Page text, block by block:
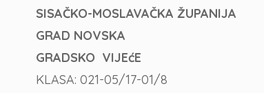
SISAČKO-MOSLAVAČKA ŽUPANIJA
GRAD NOVSKA
GRADSKO VIJEćE
KLASA: 021-05/17-01/8